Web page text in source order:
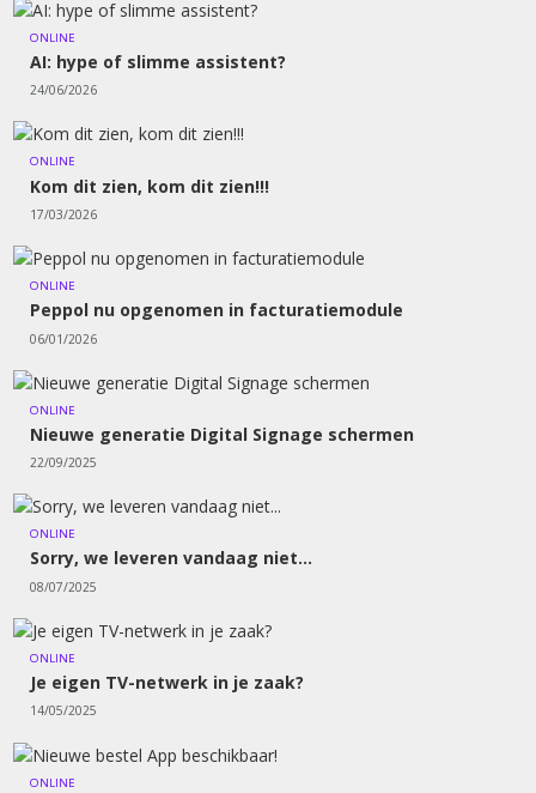
ONLINE
AI: hype of slimme assistent?
24/06/2026
ONLINE
Kom dit zien, kom dit zien!!!
17/03/2026
ONLINE
Peppol nu opgenomen in facturatiemodule
06/01/2026
ONLINE
Nieuwe generatie Digital Signage schermen
22/09/2025
ONLINE
Sorry, we leveren vandaag niet...
08/07/2025
ONLINE
Je eigen TV-netwerk in je zaak?
14/05/2025
ONLINE